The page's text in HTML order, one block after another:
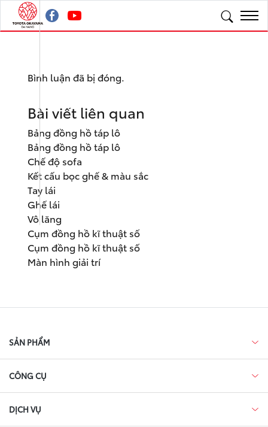
Bình luận đã bị đóng.
Bài viết liên quan
Bảng đồng hồ táp lô
Bảng đồng hồ táp lô
Chế độ sofa
Kết cấu bọc ghế & màu sắc
Tay lái
Ghế lái
Vô lăng
Cụm đồng hồ kĩ thuật số
Cụm đồng hồ kĩ thuật số
Màn hình giải trí
SẢN PHẨM
CÔNG CỤ
DỊCH VỤ